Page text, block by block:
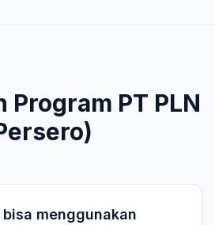
Program PT PLN
menggunakan